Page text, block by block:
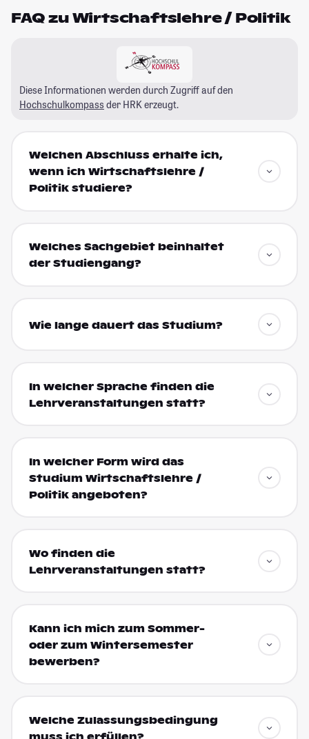
FAQ zu Wirtschaftslehre / Politik
Diese Informationen werden durch Zugriff auf den
Hochschulkompass der HRK erzeugt.
Welchen Abschluss erhalte ich,
wenn ich Wirtschaftslehre /
Politik studiere?
Welches Sachgebiet beinhaltet
der Studiengang?
Wie lange dauert das Studium?
In welcher Sprache finden die
Lehrveranstaltungen statt?
In welcher Form wird das
Studium Wirtschaftslehre /
Politik angeboten?
Wo finden die
Lehrveranstaltungen statt?
Kann ich mich zum Sommer-
oder zum Wintersemester
bewerben?
Welche Zulassungsbedingung